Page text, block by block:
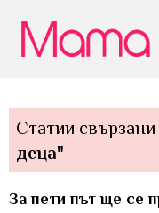
Статии свързани
деца"
За пети път ще се